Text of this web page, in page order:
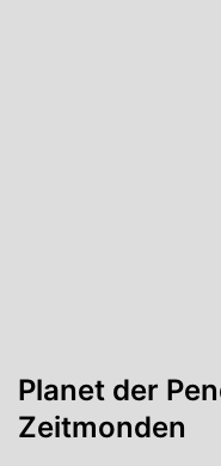
Planet der
Zeitmonden